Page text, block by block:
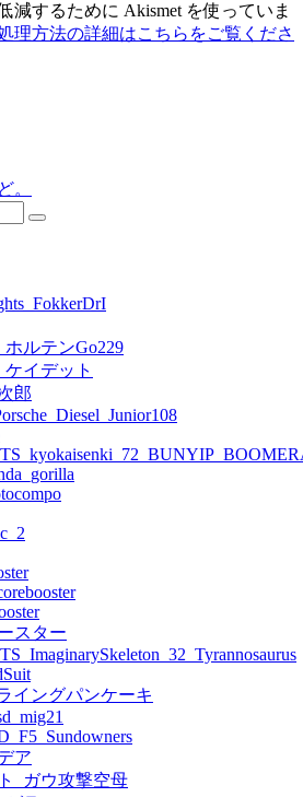
減するために Akismet を使っていま
理方法の詳細はこちらをご覧くださ
。
ホルテンGo229
ケイデット
郎
スター
イングパンケーキ
ア
_ガウ攻撃空母